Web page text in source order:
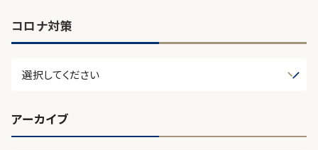
コロナ対策
アーカイブ